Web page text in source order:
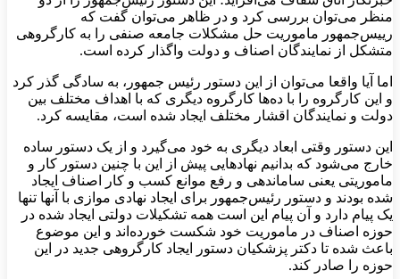
منظر می‌توان بررسی کرد و در ظاهر می‌توان گفت که
رییس‌جمهور ماموریت حل مشکلات جامعه صنفی را به کارگروهی
متشکل از نمایندگان اصناف و دولت واگذار کرده است.
اما آیا واقعا می‌توان از این دستور رئیس جمهور، به سادگی گذر کرد
و این کارگروه را با ده‌ها کارگروه دیگری که با اهداف مختلف بین
دولت و نمایندگان اقشار مختلف ایجاد شده است، مقایسه کرد.
این دستور وقتی ابعاد دیگری به خود می‌گیرد و از یک دستور ساده
خارج می‌شود که بدانیم‌ نهادهایی پیش از این با چنین دستور کار و
ماموریتی یعنی ساماندهی و رفع موانع کسب و کار اصناف ایجاد
شده بودند و دستور رئیس‌جمهور برای ایجاد نهادی موازی با آنها تنها
یک پیام دارد و آن پیام این است همه تشکیلات دولتی ایجاد شده در
حوزه اصناف در ماموریت خود شکست خورده‌اند و این موضوع
باعث شده تا دکتر پزشکیان دستور ایجاد کارگروهی جدید در این
حوزه را صادر کند.